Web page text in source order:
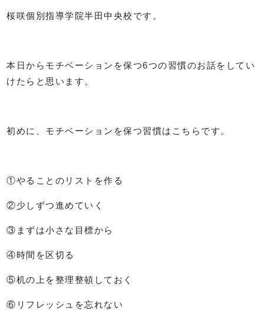
桜咲個別指導学院半田中央校です。
本日からモチベーションを保つ6つの習慣のお話をしてい
けたらと思います。
初めに、モチベーションを保つ習慣はこちらです。
①やることのリストを作る
②少しずつ進めていく
③まずは小さな目標から
④時間を区切る
⑤机の上を整理整頓しておく
⑥リフレッシュを忘れない